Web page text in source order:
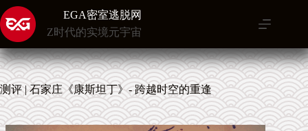
跳
至
内
容
EGA密室逃脱网
Z时代的实境元宇宙
测评 | 石家庄《康斯坦丁》- 跨越时空的重逢